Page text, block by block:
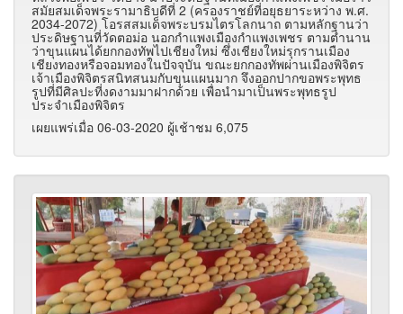
สมัยสมเด็จพระรามาธิบดีที่ 2 (ครองราชย์ที่อยุธยาระหว่าง พ.ศ.
2034-2072) โอรสสมเด็จพระบรมไตรโลกนาถ ตามหลักฐานว่า
ประดิษฐานที่วัดตอม่อ นอกกำแพงเมืองกำแพงเพชร ตามตำนาน
ว่าขุนแผนได้ยกกองทัพไปเชียงใหม่ ซึ่งเชียงใหม่รุกรานเมือง
เชียงทองหรือจอมทองในปัจจุบัน ขณะยกกองทัพผ่านเมืองพิจิตร
เจ้าเมืองพิจิตรสนิทสนมกับขุนแผนมาก จึงออกปากขอพระพุทธ
รูปที่มีศิลปะที่งดงามมาฝากด้วย เพื่อนำมาเป็นพระพุทธรูป
ประจำเมืองพิจิตร
เผยแพร่เมื่อ 06-03-2020 ผู้เช้าชม 6,075